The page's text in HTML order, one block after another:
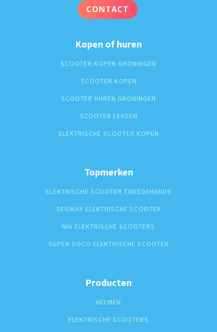
CONTACT
Kopen of huren
SCOOTER KOPEN GRONINGEN
SCOOTER KOPEN
SCOOTER HUREN GRONINGEN
SCOOTER LEASEN
ELEKTRISCHE SCOOTER KOPEN
Topmerken
ELEKTRISCHE SCOOTER TWEEDEHANDS
SEGWAY ELEKTRISCHE SCOOTER
NIU ELEKTRISCHE SCOOTERS
SUPER SOCO ELEKTRISCHE SCOOTER
Producten
HELMEN
ELEKTRISCHE SCOOTERS